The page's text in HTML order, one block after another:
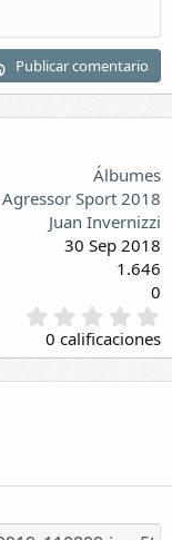
Publicar comentario
Álbumes
Agressor Sport 2018
Juan Invernizzi
30 Sep 2018
1.646
0
,
0
0
l
0 calificaciones